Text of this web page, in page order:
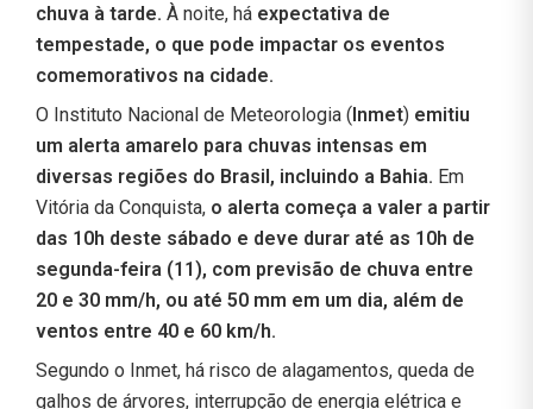
chuva à tarde. À noite, há expectativa de
tempestade, o que pode impactar os eventos
comemorativos na cidade.
O Instituto Nacional de Meteorologia (Inmet) emitiu
um alerta amarelo para chuvas intensas em
diversas regiões do Brasil, incluindo a Bahia. Em
Vitória da Conquista, o alerta começa a valer a partir
das 10h deste sábado e deve durar até as 10h de
segunda-feira (11), com previsão de chuva entre
20 e 30 mm/h, ou até 50 mm em um dia, além de
ventos entre 40 e 60 km/h.
Segundo o Inmet, há risco de alagamentos, queda de
galhos de árvores, interrupção de energia elétrica e